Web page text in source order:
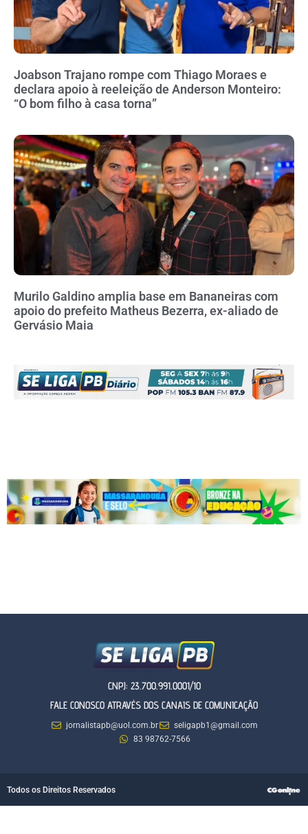
Joabson Trajano rompe com Thiago Moraes e
declara apoio à reeleição de Anderson Monteiro:
“O bom filho à casa torna”
Murilo Galdino amplia base em Bananeiras com
apoio do prefeito Matheus Bezerra, ex-aliado de
Gervásio Maia
CNPJ: 23.700.991.0001/10
FALE CONOSCO ATRAVÉS DOS CANAIS DE COMUNICAÇÃO
jornalistapb@uol.com.br
seligapb1@gmail.com
83 98762-7566
Todos os Direitos Reservados